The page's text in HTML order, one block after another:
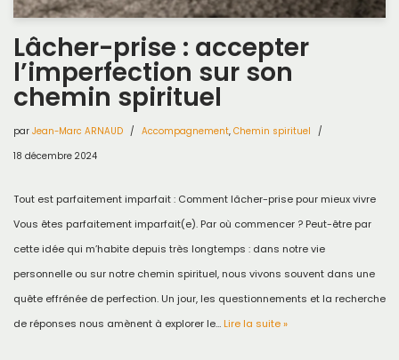
Lâcher-prise : accepter
l’imperfection sur son
chemin spirituel
par Jean-Marc ARNAUD Accompagnement, Chemin spirituel
18 décembre 2024
Tout est parfaitement imparfait : Comment lâcher-prise pour mieux vivre
Vous êtes parfaitement imparfait(e). Par où commencer ? Peut-être par
cette idée qui m’habite depuis très longtemps : dans notre vie
personnelle ou sur notre chemin spirituel, nous vivons souvent dans une
quête effrénée de perfection. Un jour, les questionnements et la recherche
de réponses nous amènent à explorer le… Lire la suite »